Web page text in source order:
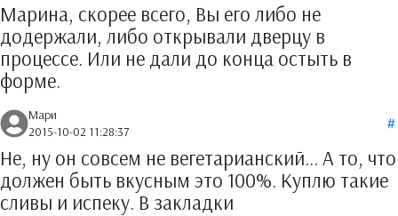
Марина, скорее всего, Вы его либо не
додержали, либо открывали дверцу в
процессе. Или не дали до конца остыть в
форме.
Мари
2015-10-02 11:28:37
Не, ну он совсем не вегетарианский... А то, что
должен быть вкусным это 100%. Куплю такие
сливы и испеку. В закладки